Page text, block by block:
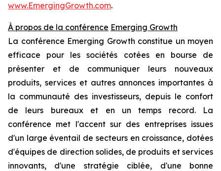
www.EmergingGrowth.com.
À propos de la conférence Emerging Growth
La conférence Emerging Growth constitue un moyen
efficace pour les sociétés cotées en bourse de
présenter et de communiquer leurs nouveaux
produits, services et autres annonces importantes à
la communauté des investisseurs, depuis le confort
de leurs bureaux et en un temps record. La
conférence met l'accent sur des entreprises issues
d'un large éventail de secteurs en croissance, dotées
d'équipes de direction solides, de produits et services
innovants, d'une stratégie ciblée, d'une bonne